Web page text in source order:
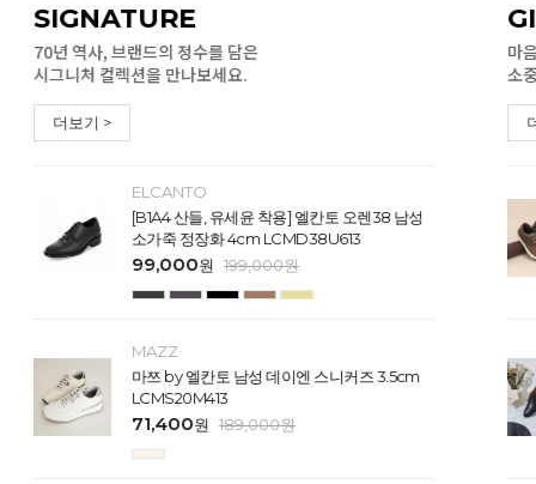
SIGNATURE
70년 역사, 브랜드의 정수를 담은
시그니처 컬렉션을 만나보세요.
더보기 >
ELCANTO
[B1A4 산들, 유세윤 착용] 엘칸토 오렌38 남성
소가죽 정장화 4cm LCMD38U613
99,000원 199,000원
MAZZ
마쯔 by 엘칸토 남성 데이엔 스니커즈 3.5cm
LCMS20M413
71,400원 189,000원
마
소